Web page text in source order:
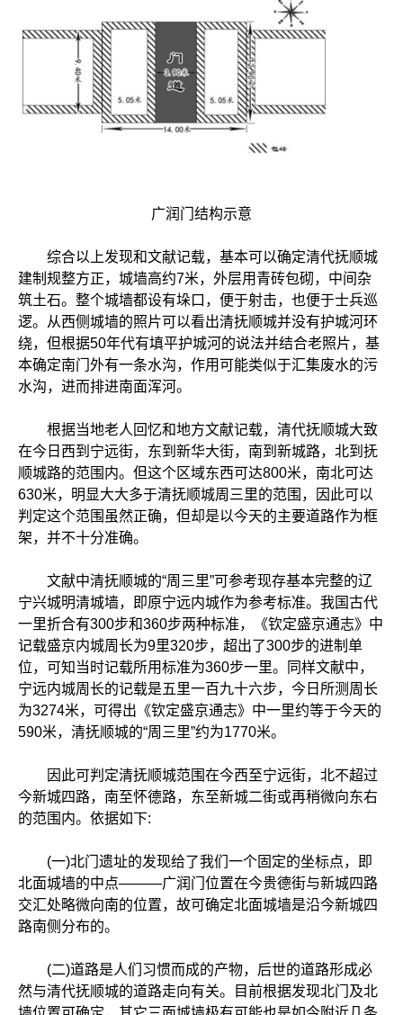
广润门结构示意
综合以上发现和文献记载，基本可以确定清代抚顺城
建制规整方正，城墙高约7米，外层用青砖包砌，中间杂
筑土石。整个城墙都设有垛口，便于射击，也便于士兵巡
逻。从西侧城墙的照片可以看出清抚顺城并没有护城河环
绕，但根据50年代有填平护城河的说法并结合老照片，基
本确定南门外有一条水沟，作用可能类似于汇集废水的污
水沟，进而排进南面浑河。
根据当地老人回忆和地方文献记载，清代抚顺城大致
在今日西到宁远街，东到新华大街，南到新城路，北到抚
顺城路的范围内。但这个区域东西可达800米，南北可达
630米，明显大大多于清抚顺城周三里的范围，因此可以
判定这个范围虽然正确，但却是以今天的主要道路作为框
架，并不十分准确。
文献中清抚顺城的“周三里”可参考现存基本完整的辽
宁兴城明清城墙，即原宁远内城作为参考标准。我国古代
一里折合有300步和360步两种标准，《钦定盛京通志》中
记载盛京内城周长为9里320步，超出了300步的进制单
位，可知当时记载所用标准为360步一里。同样文献中，
宁远内城周长的记载是五里一百九十六步，今日所测周长
为3274米，可得出《钦定盛京通志》中一里约等于今天的
590米，清抚顺城的“周三里”约为1770米。
因此可判定清抚顺城范围在今西至宁远街，北不超过
今新城四路，南至怀德路，东至新城二街或再稍微向东右
的范围内。依据如下:
(一)北门遗址的发现给了我们一个固定的坐标点，即
北面城墙的中点———广润门位置在今贵德街与新城四路
交汇处略微向南的位置，故可确定北面城墙是沿今新城四
路南侧分布的。
(二)道路是人们习惯而成的产物，后世的道路形成必
然与清代抚顺城的道路走向有关。目前根据发现北门及北